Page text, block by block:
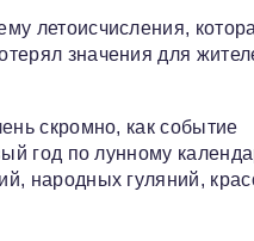
летоисчисления,
значения для
скромно, как событие
год по лунному
народных гуляний,